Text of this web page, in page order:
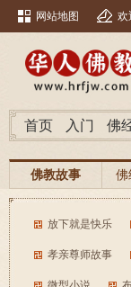
网站地图 欢
首页 入门 佛
佛教故事 佛
放下就是快乐
孝亲尊师故事